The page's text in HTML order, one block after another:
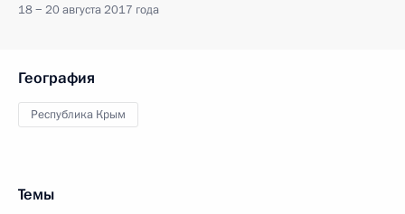
18 − 20 августа 2017 года
География
Республика Крым
Темы